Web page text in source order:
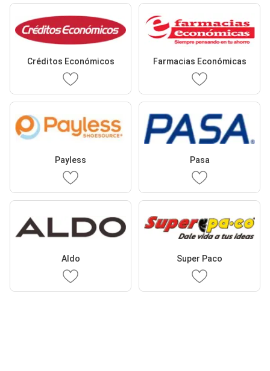
Créditos Económicos Farmacias Económicas
Payless Pasa
Aldo Super Paco